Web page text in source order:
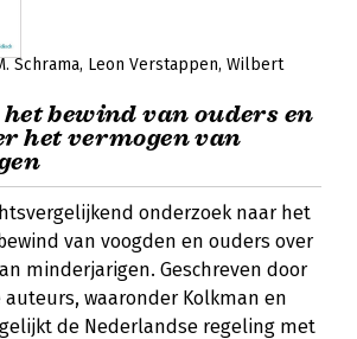
Schrama Leon Verstappen Wilbert
bewind van ouders en
het vermogen van
onderzoek naar het
van voogden en ouders over
minderjarigen. Geschreven door
waaronder Kolkman en
de Nederlandse regeling met